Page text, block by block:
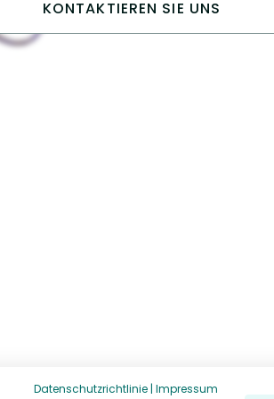
KONTAKTIEREN SIE UNS
Datenschutzrichtlinie | Impressum